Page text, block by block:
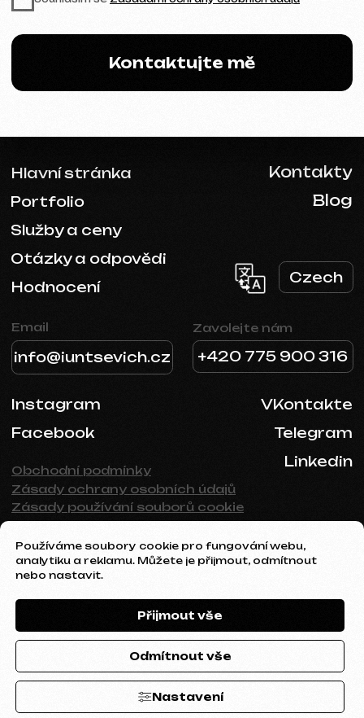
Používáme soubory cookie pro fungování webu,
analytiku a reklamu. Můžete je přijmout, odmítnout
nebo nastavit.
Přijmout vše
Odmítnout vše
Nastavení